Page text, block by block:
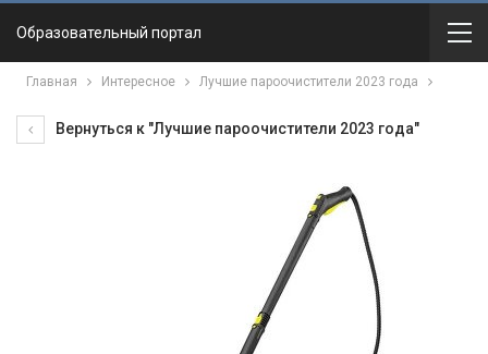
Образовательный портал
Главная Интересное Лучшие пароочистители 2023 года
Вернуться к "Лучшие пароочистители 2023 года"